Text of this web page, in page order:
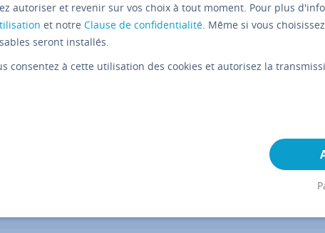
Qu’est-
ment
peut-on
E-Commerce Boutique en Ligne
autoriser et revenir sur vos choix à tout moment. Pour plus
et notre Clause de confidentialité. Même si vous
seront installés.
consentez à cette utilisation des cookies et autorisez la